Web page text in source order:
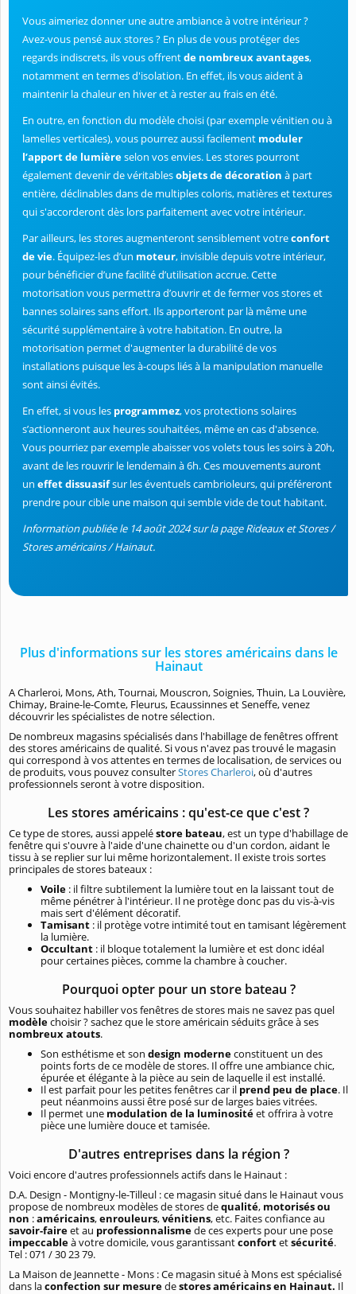
Vous aimeriez donner une autre ambiance à votre intérieur ?
Avez-vous pensé aux stores ? En plus de vous protéger des
regards indiscrets, ils vous offrentde nombreux avantages,
notamment en termes d'isolation. En effet, ils vous aident à
maintenir la chaleur en hiver et à rester au frais en été.
En outre, en fonction du modèle choisi (par exemple vénitien ou à
lamelles verticales), vous pourrez aussi facilement moduler
l’apport de lumièreselon vos envies. Les stores pourront
également devenir de véritablesobjets de décoration à part
entière, déclinables dans de multiples coloris, matières et textures
qui s'accorderont dès lors parfaitement avec votre intérieur.
Par ailleurs, les stores augmenteront sensiblement votreconfort
de vie. Équipez-les d’un moteur, invisible depuis votre intérieur,
pour bénéficier d’une facilité d’utilisation accrue. Cette
motorisation vous permettra d’ouvrir et de fermer vos stores et
bannes solaires sans effort. Ils apporteront par là même une
sécurité supplémentaire à votre habitation. En outre, la
motorisation permet d'augmenter la durabilité de vos
installations puisque les à-coups liés à la manipulation manuelle
sont ainsi évités.
En effet, si vous les programmez, vos protections solaires
s’actionneront aux heures souhaitées, même en cas d'absence.
Vous pourriez par exemple abaisser vos volets tous les soirs à 20h,
avant de les rouvrir le lendemain à 6h. Ces mouvements auront
un effet dissuasifsur les éventuels cambrioleurs, qui préféreront
prendre pour cible une maison qui semble vide de tout habitant.
Information publiée le 14 août 2024 sur la page Rideaux et Stores /
Stores américains / Hainaut.
Plus d'informations sur les stores américains dans le
Hainaut
A Charleroi, Mons, Ath, Tournai, Mouscron, Soignies, Thuin, La Louvière,
Chimay, Braine-le-Comte, Fleurus, Ecaussinnes et Seneffe, venez
découvrir les spécialistes de notre sélection.
De nombreux magasins spécialisés dans l'habillage de fenêtres offrent
des stores américains de qualité. Si vous n'avez pas trouvé le magasin
qui correspond à vos attentes en termes de localisation, de services ou
de produits, vous pouvez consulterStores Charleroi, où d'autres
professionnels seront à votre disposition.
Les stores américains : qu'est-ce que c'est ?
Ce type de stores, aussi appeléstore bateau, est un type d'habillage de
fenêtre qui s'ouvre à l'aide d'une chainette ou d'un cordon, aidant le
tissu à se replier sur lui même horizontalement. Il existe trois sortes
principales de stores bateaux :
Voile : il filtre subtilement la lumière tout en la laissant tout de
même pénétrer à l'intérieur. Il ne protège donc pas du vis-à-vis
mais sert d'élément décoratif.
Tamisant : il protège votre intimité tout en tamisant légèrement
la lumière.
Occultant : il bloque totalement la lumière et est donc idéal
pour certaines pièces, comme la chambre à coucher.
Pourquoi opter pour un store bateau ?
Vous souhaitez habiller vos fenêtres de stores mais ne savez pas quel
modèlechoisir ? sachez que le store américain séduits grâce à ses
nombreux atouts.
Son esthétisme et son design moderneconstituent un des
points forts de ce modèle de stores. Il offre une ambiance chic,
épurée et élégante à la pièce au sein de laquelle il est installé.
Il est parfait pour les petites fenêtres car il prend peu de place. Il
peut néanmoins aussi être posé sur de larges baies vitrées.
Il permet une modulation de la luminositéet offrira à votre
pièce une lumière douce et tamisée.
D'autres entreprises dans la région ?
Voici encore d'autres professionnels actifs dans le Hainaut :
D.A. Design - Montigny-le-Tilleul : ce magasin situé dans le Hainaut vous
propose de nombreux modèles de stores dequalité, motorisés ou
non :américains,enrouleurs,vénitiens, etc. Faites confiance au
savoir-faireet au professionnalismede ces experts pour une pose
impeccableà votre domicile, vous garantissantconfortetsécurité.
Tel : 071 / 30 23 79.
La Maison de Jeannette - Mons : Ce magasin situé à Mons est spécialisé
dans laconfection sur mesuredestores américains en Hainaut. Il